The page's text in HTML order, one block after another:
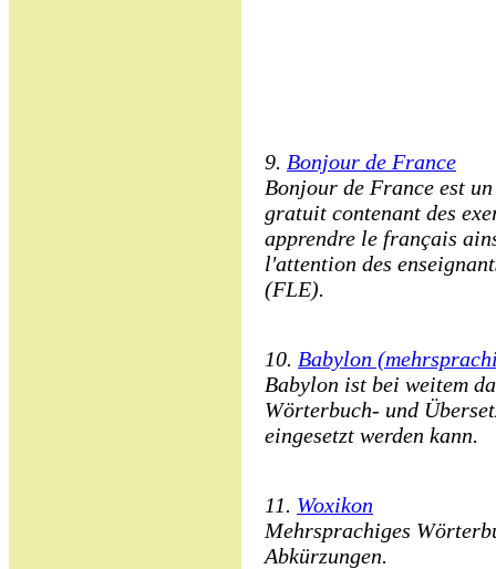
9. Bonjour de France
Bonjour de France est
gratuit contenant des
apprendre le français
l'attention des
(FLE).
10. Babylon
Babylon ist bei weitem
Wörterbuch- und
eingesetzt werden kann.
11. Woxikon
Mehrsprachiges
Abkürzungen.